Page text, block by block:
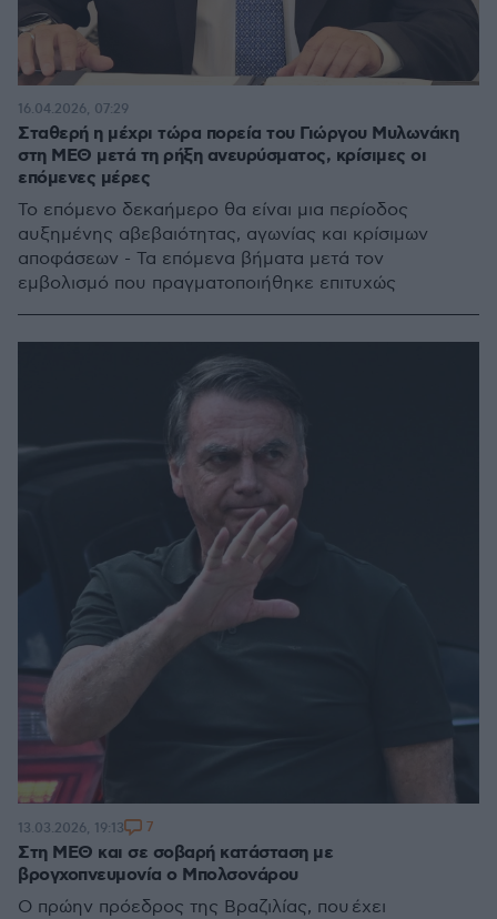
Σταθερή η μέχρι τώρα πορεία του Γιώργου Μυλωνάκη
στη ΜΕΘ μετά τη ρήξη ανευρύσματος, κρίσιμες οι
επόμενες μέρες
Το επόμενο δεκαήμερο θα είναι μια περίοδος
αυξημένης αβεβαιότητας, αγωνίας και κρίσιμων
αποφάσεων - Τα επόμενα βήματα μετά τον
εμβολισμό που πραγματοποιήθηκε επιτυχώς
16.04.2026, 07:29
Στη ΜΕΘ και σε σοβαρή κατάσταση με
βρογχοπνευμονία ο Μπολσονάρου
Ο πρώην πρόεδρος της Βραζιλίας, που έχει
13.03.2026, 19:13 7